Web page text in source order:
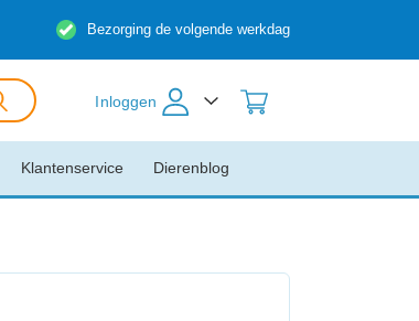
Bezorging de volgende werkdag
Inloggen
Dierenblog
Klantenservice